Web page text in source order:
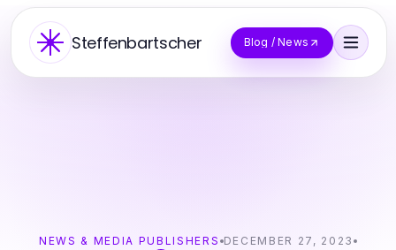
Steffenbartscher Blog / News
NEWS & MEDIA PUBLISHERS DECEMBER 27, 2023